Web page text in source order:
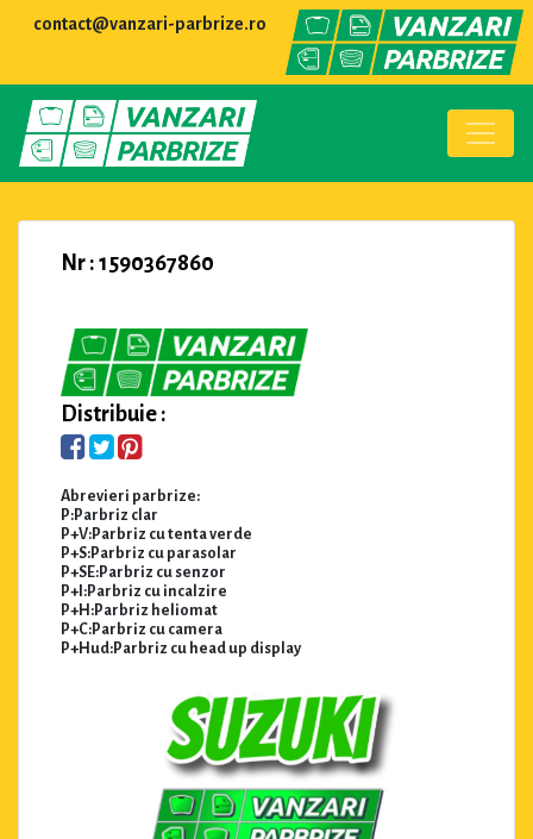
contact@vanzari-parbrize.ro
Nr : 1590367860
Distribuie :
Abrevieri parbrize:
P:Parbriz clar
P+V:Parbriz cu tenta verde
P+S:Parbriz cu parasolar
P+SE:Parbriz cu senzor
P+I:Parbriz cu incalzire
P+H:Parbriz heliomat
P+C:Parbriz cu camera
P+Hud:Parbriz cu head up display